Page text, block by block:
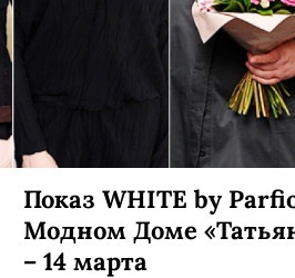
Показ WHITE by
Модном Доме
– 14 марта